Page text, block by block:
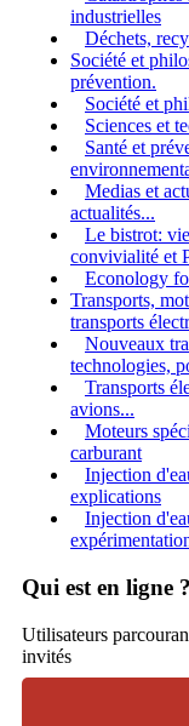
industrielles
Déchets,
Société et
prévention.
Société et
Sciences et
Santé et
Medias et
actualités...
Le bistrot:
convivialité et
Econology
Transports,
transports
Nouveaux
technologies,
Transports
avions...
Moteurs
carburant
Injection
explications
Injection
Qui est en ligne ?
Utilisateurs
invités